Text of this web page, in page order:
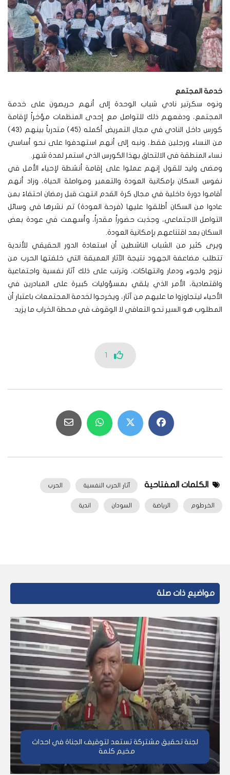
خدمة المجتمع
ونوه سكرتير نادي شباب الوحدة إلى أنهم حريصون على خدمة
المجتمع، ودفعهم ذلك للتواصل مع إحدى المنظمات مؤخراً لإقامة
كورس داخل النادي في مجال التمريض أكمله (٤٥) متدرباً بينهم (٤٣)
من النساء ورجلين فقط، ونبه إلى أنهم استهدفوا على نحو أساسي
نساء المنطقة في الالتحاق بهذا الكورس الذي استمر لمدة شهر.
ومضى وليد للقول إنهم عملوا على إقامة أنشطة لإحياء الأمل في
نفوس السكان بإمكانية العودة والتعمير ومواصلة الحياة، وزاد أنهم
أقاموا دورة داخلية في مجال كرة القدم انتهت قبل رمضان احتفاءً بمن
عادوا من السكان أطلقوا عليها (فرحة العودة) تم نشرها في وسائل
التواصل الاجتماعي، وجذبت حضوراً مقدراً، وأسهمت في عودة بعض
السكان بعد اقتناعهم بإمكانية العودة.
ويرى كثير من الشباب الناشطين أن استعادة الدور الحقيقي للأندية
تتطلب مضاعفة الجهود نتيجة الآثار العميقة التي خلفتها الحرب من
نزوح ولجوء ودمار وانتهاكات، وترتب على ذلك آثار نفسية واجتماعية
واقتصادية، الأمر الذي يلقي بمسؤوليات كبيرة على المبادرين في
الأحياء ليتجاوزوا ما عليهم من آثار، ويخرجوا لخدمة المجتمعات باعتبار أن
المطلوب هو السير نحو التعافي لا الوقوف في محطة الخراب ما يزيد
1
الكلمات المفتاحية آثار الحرب النفسية الحرب
الخرطوم الرياضة السودان اندية
مواضيع ذات صلة
لجنة تحقيق مشتركة تستعد لتوقيف الجناة في احداث
مخيم كلمة